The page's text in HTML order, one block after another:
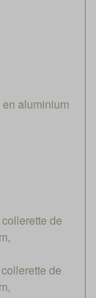
aluminium
de
de